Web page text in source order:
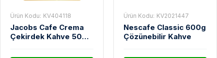
Ürün Kodu: KV404118
Jacobs Cafe Crema
Çekirdek Kahve 500
Ürün Kodu: KV2021447
Nescafe Classic 600g
Çözünebilir Kahve